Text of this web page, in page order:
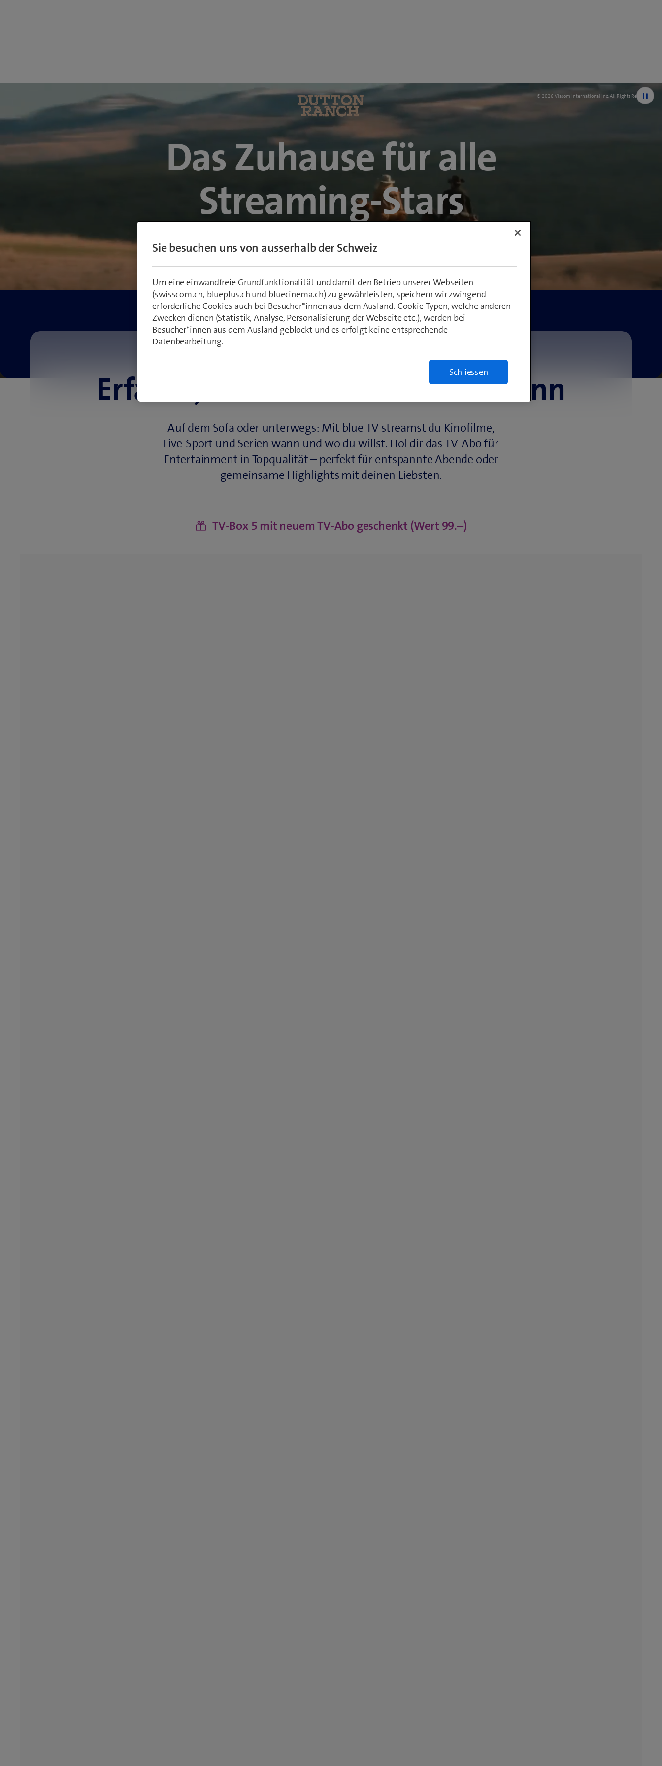
Das Zuhause für alle
Streaming-Stars
© 2026 Viacom International Inc. All Rights Reserved.
Erfahre, was deinTV-Aboalles kann
Auf dem Sofa oder unterwegs: Mit blue TV streamst du Kinofilme,
Live-Sport und Serien wann und wo du willst. Hol dir das TV-Abo für
Entertainment in Topqualität – perfekt für entspannte Abende oder
gemeinsame Highlights mit deinen Liebsten.
TV‑Box 5 mit neuem TV‑Abo geschenkt (Wert 99.–)
Sie besuchen uns von ausserhalb der Schweiz
Um eine einwandfreie Grundfunktionalität und damit den Betrieb unserer Webseiten
(swisscom.ch, blueplus.ch und bluecinema.ch) zu gewährleisten, speichern wir zwingend
erforderliche Cookies auch bei Besucher*innen aus dem Ausland. Cookie-Typen, welche anderen
Zwecken dienen (Statistik, Analyse, Personalisierung der Webseite etc.), werden bei
Besucher*innen aus dem Ausland geblockt und es erfolgt keine entsprechende
Datenbearbeitung.
Schliessen